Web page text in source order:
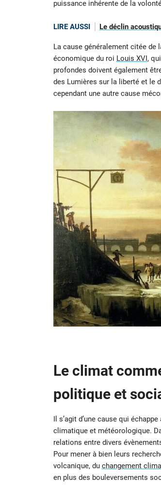
puissance inhérente de la
LIRE AUSSI Le déclin
La cause généralement citée
économique du roi Louis XVI,
profondes doivent également
des Lumières sur la liberté et le
cependant une autre cause
Le climat
politique et
Il s’agit d’une cause qui
climatique et météorologique.
relations entre divers
Pour mener à bien leurs
volcanique, du changement
en plus des bouleversements